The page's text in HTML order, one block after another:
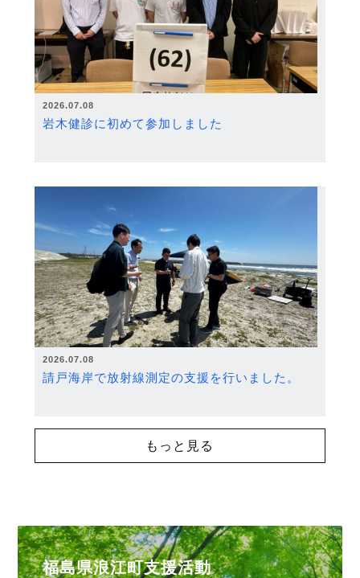
2026.07.08
岩木健診に初めて参加しました
2026.07.08
請戸海岸で放射線測定の支援を行いました。
もっと見る
福島県浪江町支援活動